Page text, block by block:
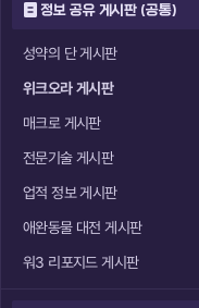
정보 공유 게시판 (공통)
성약의 단 게시판
위크오라 게시판
매크로 게시판
전문기술 게시판
업적 정보 게시판
애완동물 대전 게시판
워3 리포지드 게시판